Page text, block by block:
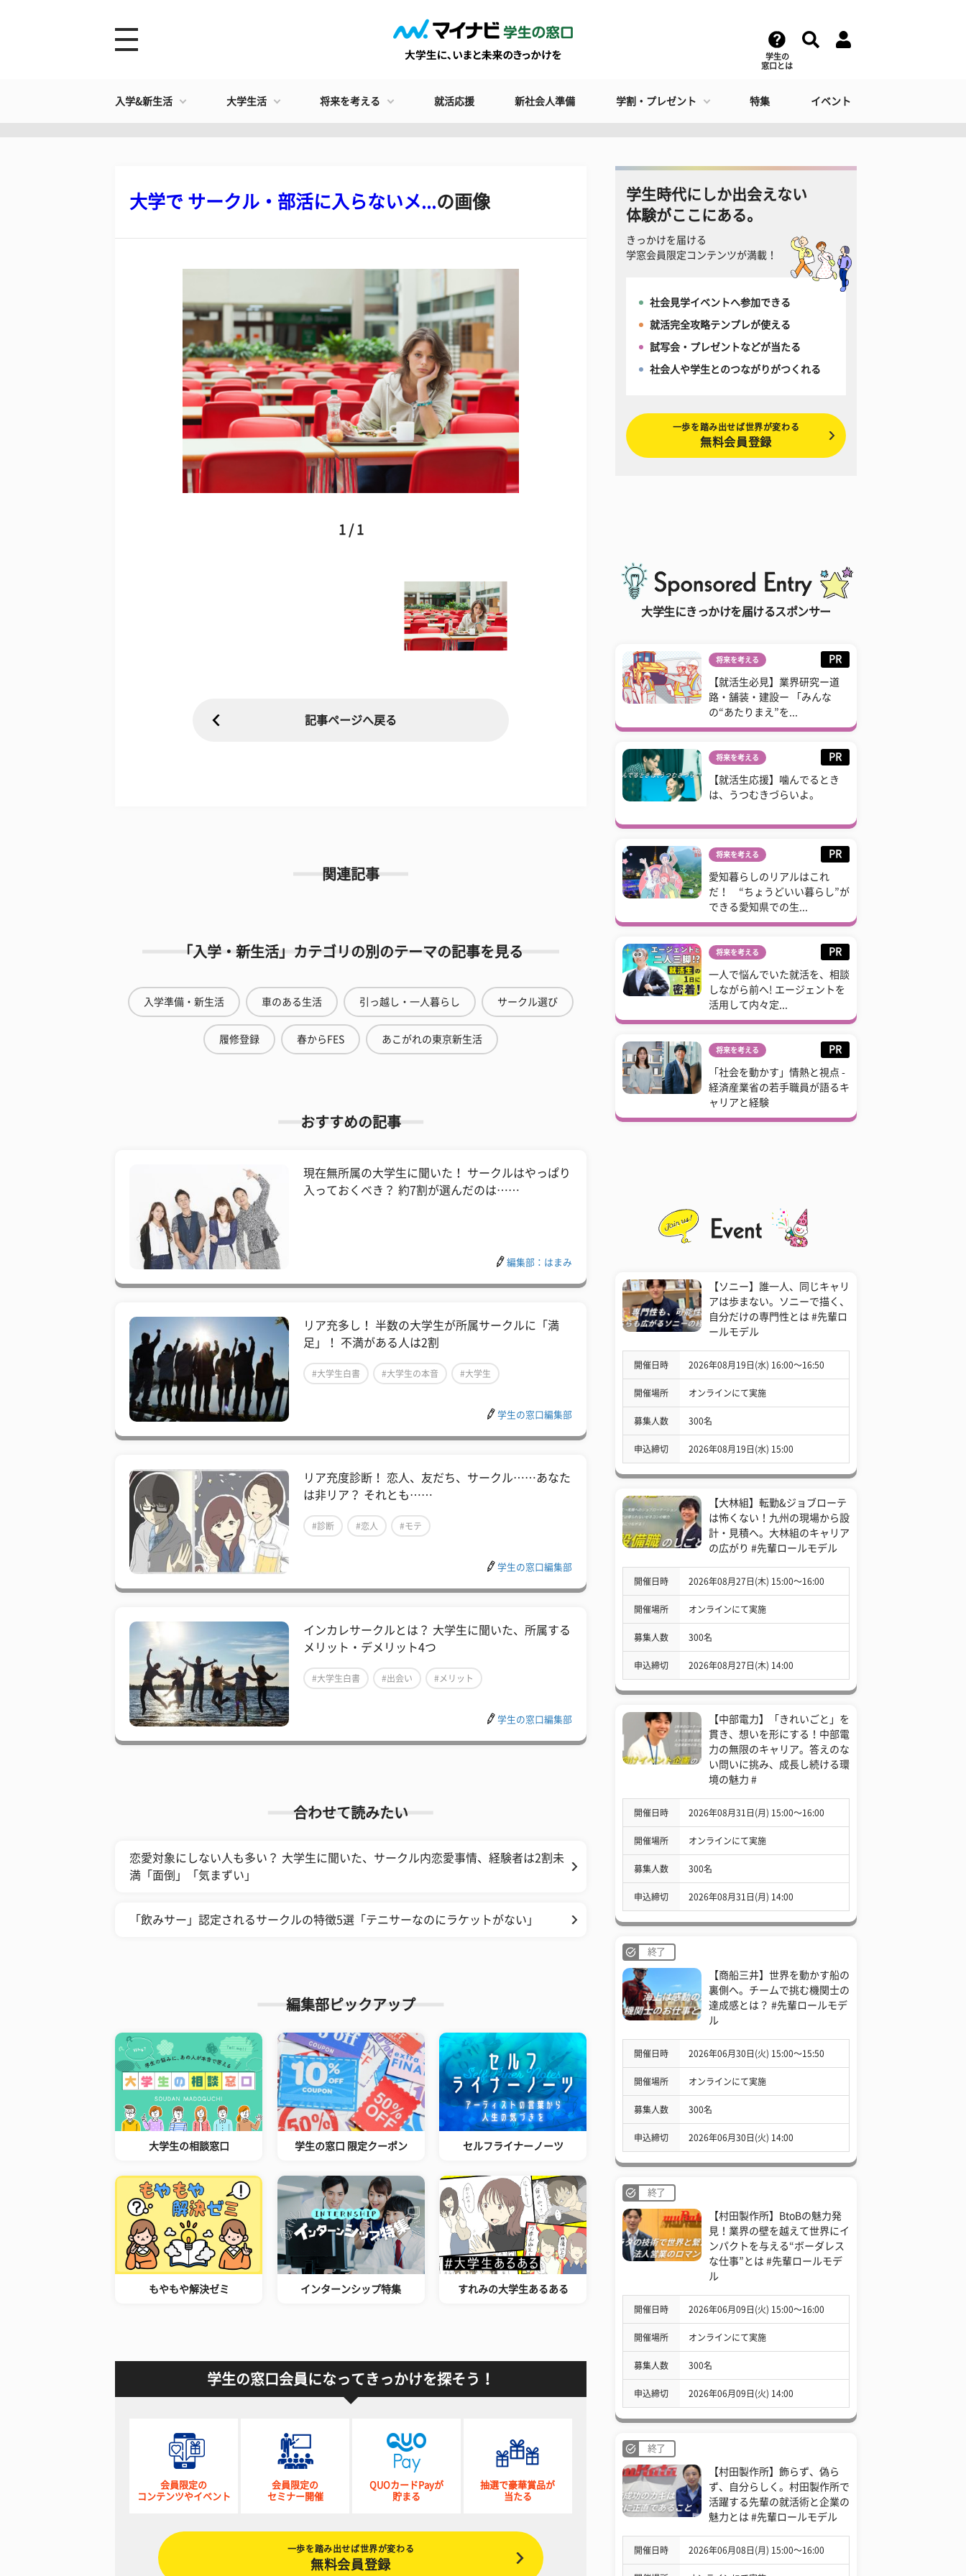
学生の
窓口とは
入学&新生活 大学生活 将来を考える 就活応援 新社会人準備 学割・プレゼント 特集 イベント
大学で サークル・部活に入らないメ...の画像
1 / 1
記事ページへ戻る
関連記事
「入学・新生活」カテゴリの別のテーマの記事を見る
入学準備・新生活 車のある生活 引っ越し・一人暮らし サークル選び
履修登録 春からFES あこがれの東京新生活
おすすめの記事
現在無所属の大学生に聞いた！ サークルはやっぱり
入っておくべき？ 約7割が選んだのは……
編集部：はまみ
リア充多し！ 半数の大学生が所属サークルに「満
足」！ 不満がある人は2割
#大学生白書 #大学生の本音 #大学生
学生の窓口編集部
リア充度診断！ 恋人、友だち、サークル……あなた
は非リア？ それとも……
#診断 #恋人 #モテ
学生の窓口編集部
インカレサークルとは？ 大学生に聞いた、所属する
メリット・デメリット4つ
#大学生白書 #出会い #メリット
学生の窓口編集部
合わせて読みたい
恋愛対象にしない人も多い？ 大学生に聞いた、サークル内恋愛事情、経験者は2割未
満「面倒」「気まずい」
「飲みサー」認定されるサークルの特徴5選「テニサーなのにラケットがない」
編集部ピックアップ
大学生の相談窓口 学生の窓口 限定クーポン セルフライナーノーツ
もやもや解決ゼミ インターンシップ特集 すれみの大学生あるある
学生の窓口会員になってきっかけを探そう！
会員限定の
コンテンツやイベント
会員限定の
セミナー開催
QUOカードPayが
貯まる
抽選で豪華賞品が
当たる
一歩を踏み出せば世界が変わる
無料会員登録
学生時代にしか出会えない
体験がここにある。
きっかけを届ける
学窓会員限定コンテンツが満載！
社会見学イベントへ参加できる
就活完全攻略テンプレが使える
試写会・プレゼントなどが当たる
社会人や学生とのつながりがつくれる
一歩を踏み出せば世界が変わる
無料会員登録
大学生にきっかけを届けるスポンサー
将来を考える PR
【就活生必見】業界研究ー道
路・舗装・建設ー 「みんな
の“あたりまえ”を...
将来を考える PR
【就活生応援】噛んでるとき
は、うつむきづらいよ。
将来を考える PR
愛知暮らしのリアルはこれ
だ！ “ちょうどいい暮らし”が
できる愛知県での生...
将来を考える PR
一人で悩んでいた就活を、相談
しながら前へ! エージェントを
活用して内々定...
将来を考える PR
「社会を動かす」情熱と視点 -
経済産業省の若手職員が語るキ
ャリアと経験
【ソニー】誰一人、同じキャリ
アは歩まない。ソニーで描く、
自分だけの専門性とは #先輩ロ
ールモデル
開催日時 2026年08月19日(水) 16:00〜16:50
開催場所 オンラインにて実施
募集人数 300名
申込締切 2026年08月19日(水) 15:00
【大林組】転勤&ジョブローテ
は怖くない！九州の現場から設
計・見積へ。大林組のキャリア
の広がり #先輩ロールモデル
開催日時 2026年08月27日(木) 15:00〜16:00
開催場所 オンラインにて実施
募集人数 300名
申込締切 2026年08月27日(木) 14:00
【中部電力】「きれいごと」を
貫き、想いを形にする！中部電
力の無限のキャリア。答えのな
い問いに挑み、成長し続ける環
境の魅力 #
開催日時 2026年08月31日(月) 15:00〜16:00
開催場所 オンラインにて実施
募集人数 300名
申込締切 2026年08月31日(月) 14:00
終了
【商船三井】世界を動かす船の
裏側へ。チームで挑む機関士の
達成感とは？ #先輩ロールモデ
ル
開催日時 2026年06月30日(火) 15:00〜15:50
開催場所 オンラインにて実施
募集人数 300名
申込締切 2026年06月30日(火) 14:00
終了
【村田製作所】BtoBの魅力発
見！業界の壁を越えて世界にイ
ンパクトを与える“ボーダレス
な仕事”とは #先輩ロールモデ
ル
開催日時 2026年06月09日(火) 15:00〜16:00
開催場所 オンラインにて実施
募集人数 300名
申込締切 2026年06月09日(火) 14:00
終了
【村田製作所】飾らず、偽ら
ず、自分らしく。村田製作所で
活躍する先輩の就活術と企業の
魅力とは #先輩ロールモデル
開催日時 2026年06月08日(月) 15:00〜16:00